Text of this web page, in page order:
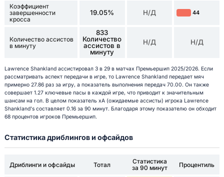
Коэффициент
завершенности
кросса
19.05% Н/Д 44
Количество ассистов
в минуту
833
Количество
ассистов в
минуту
Н/Д Н/Д
Lawrence Shankland ассистировал 3 в 29 в матчах Премьершип 2025/2026. Если
рассматривать аспект передачи в игре, то Lawrence Shankland передает мяч
примерно 27.86 раз за игру, а показатель выполнения передач 70.00. Он также
совершает 1.27 ключевые пасы в каждой игре, что приводит к значительным
шансам на гол. В целом показатель xA (ожидаемые ассисты) игрока Lawrence
Shankland's составляет 0.16 за 90 минут. Благодаря этому показателю он обходит
68 процентов игроков Премьершип.
Статистика дриблингов и офсайдов
Дриблинги и офсайды Тотал
Статистика
за 90 минут
Процентиль